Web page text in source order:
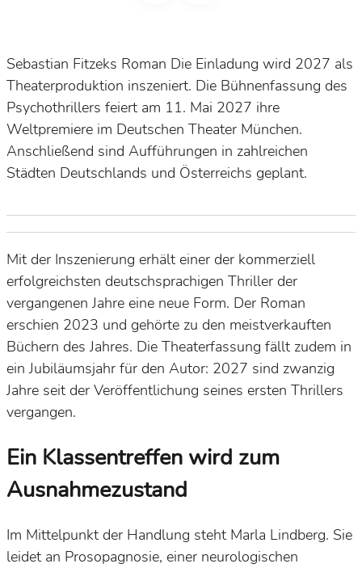
Sebastian Fitzeks Roman Die Einladung wird 2027 als
Theaterproduktion inszeniert. Die Bühnenfassung des
Psychothrillers feiert am 11. Mai 2027 ihre
Weltpremiere im Deutschen Theater München.
Anschließend sind Aufführungen in zahlreichen
Städten Deutschlands und Österreichs geplant.
Mit der Inszenierung erhält einer der kommerziell
erfolgreichsten deutschsprachigen Thriller der
vergangenen Jahre eine neue Form. Der Roman
erschien 2023 und gehörte zu den meistverkauften
Büchern des Jahres. Die Theaterfassung fällt zudem in
ein Jubiläumsjahr für den Autor: 2027 sind zwanzig
Jahre seit der Veröffentlichung seines ersten Thrillers
vergangen.
Ein Klassentreffen wird zum
Ausnahmezustand
Im Mittelpunkt der Handlung steht Marla Lindberg. Sie
leidet an Prosopagnosie, einer neurologischen